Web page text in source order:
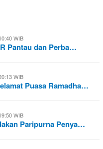
WIB
Pantau dan Perba…
WIB
Puasa Ramadha…
WIB
Paripurna Penya…